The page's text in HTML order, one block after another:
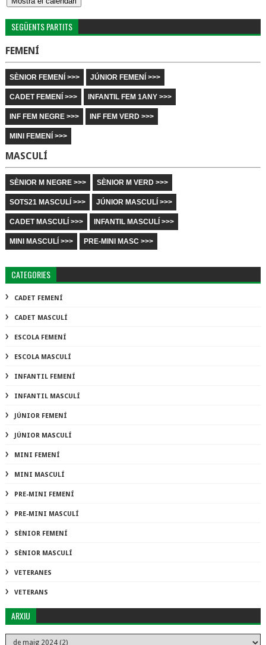
SEGÜENTS PARTITS
FEMENÍ
SÈNIOR FEMENÍ >>> JÚNIOR FEMENÍ >>>
CADET FEMENÍ >>> INFANTIL FEM 1ANY >>>
INF FEM NEGRE >>> INF FEM VERD >>>
MINI FEMENÍ >>>
MASCULÍ
SÈNIOR M NEGRE >>> SÈNIOR M VERD >>>
SOTS21 MASCULÍ >>> JÚNIOR MASCULÍ >>>
CADET MASCULÍ >>> INFANTIL MASCULÍ >>>
MINI MASCULÍ >>> PRE-MINI MASC >>>
CATEGORIES
CADET FEMENÍ
CADET MASCULÍ
ESCOLA FEMENÍ
ESCOLA MASCULÍ
INFANTIL FEMENÍ
INFANTIL MASCULÍ
JÚNIOR FEMENÍ
JÚNIOR MASCULÍ
MINI FEMENÍ
MINI MASCULÍ
PRE-MINI FEMENÍ
PRE-MINI MASCULÍ
SÈNIOR FEMENÍ
SÈNIOR MASCULÍ
VETERANES
VETERANS
ARXIU